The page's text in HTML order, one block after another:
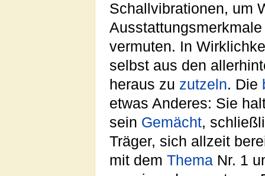
Schallvibrationen, um
vermuten. In
selbst aus den
heraus zu zutzeln. Die
etwas Anderes: Sie
sein Gemächt,
Träger, sich allzeit
mit dem Thema Nr. 1